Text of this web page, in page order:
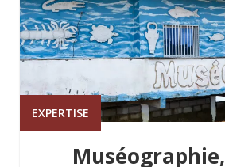
EXPERTISE
Muséographie,